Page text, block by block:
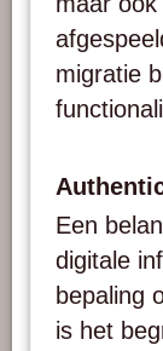
migratie
Een
digitale
bepaling
is het